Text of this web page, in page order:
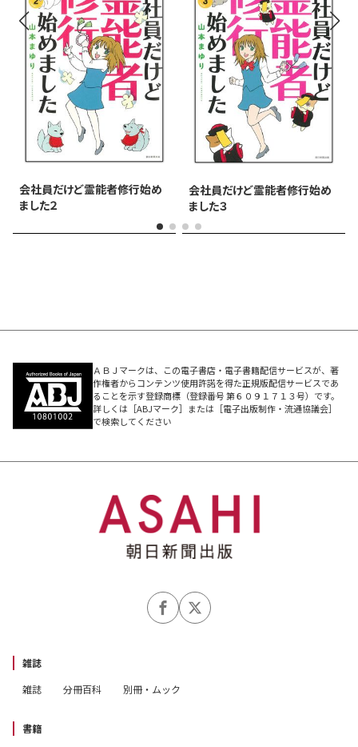
会社員だけど霊能者修行始め
ました２
会社員だけど霊能者修行始め
ました３
ＡＢＪマークは、この電子書店・電子書籍配信サービスが、著
作権者からコンテンツ使用許諾を得た正規版配信サービスであ
ることを示す登録商標（登録番号 第６０９１７１３号）です。
詳しくは［ABJマーク］または［電子出版制作・流通協議会］
で検索してください
雑誌
雑誌
分冊百科 別冊・ムック
書籍